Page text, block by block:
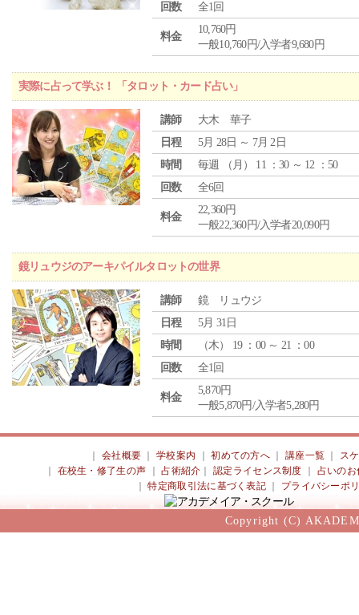
回数
全1回
料金
10,760円
一般10,760円/入学者9,680円
実際に占って学ぶ！ 「タロット・カード占い」
講師
大木 華子
日程
5月 28日 ～ 7月 2日
時間
毎週 （ 月 ） 11 ：30 ～ 12 ：50
回数
全6回
料金
22,360円
一般22,360円/入学者20,090円
鏡リュウジのアーキパイルタロットの世界
講師
鏡 リュウジ
日程
5月 31日
時間
（木） 19 ：00 ～ 21 ：00
回数
全1回
料金
5,870円
一般5,870円/入学者5,280円
会社概要 ｜学校案内 ｜初めての方へ 講座一覧
ス
在校生・修了生の声 ｜占術紹介 ｜認定ライセンス制度
占いのお
｜特定商取引法に基づく表記 プライバシーポ
Copyright (C)